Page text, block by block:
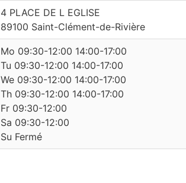
4 PLACE DE L EGLISE
89100 Saint-Clément-de-Rivière
Mo 09:30-12:00 14:00-17:00
Tu 09:30-12:00 14:00-17:00
We 09:30-12:00 14:00-17:00
Th 09:30-12:00 14:00-17:00
Fr 09:30-12:00
Sa 09:30-12:00
Su Fermé